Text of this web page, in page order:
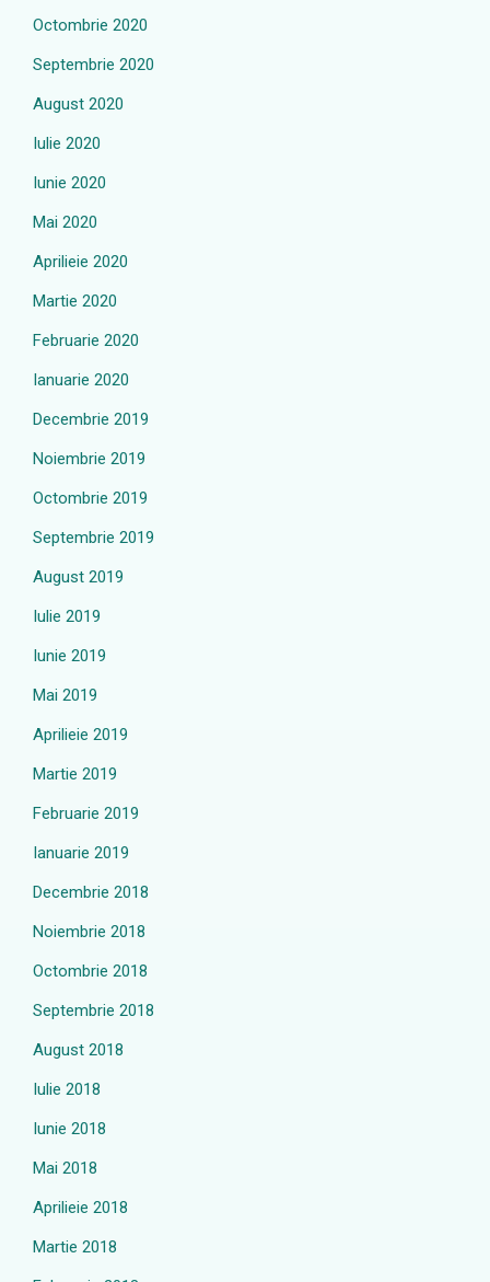
Octombrie 2020
Septembrie 2020
August 2020
Iulie 2020
Iunie 2020
Mai 2020
Aprilieie 2020
Martie 2020
Februarie 2020
Ianuarie 2020
Decembrie 2019
Noiembrie 2019
Octombrie 2019
Septembrie 2019
August 2019
Iulie 2019
Iunie 2019
Mai 2019
Aprilieie 2019
Martie 2019
Februarie 2019
Ianuarie 2019
Decembrie 2018
Noiembrie 2018
Octombrie 2018
Septembrie 2018
August 2018
Iulie 2018
Iunie 2018
Mai 2018
Aprilieie 2018
Martie 2018